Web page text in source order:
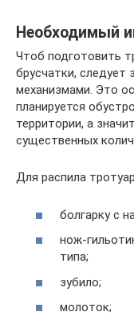
Необходимый
Чтоб подготовить
брусчатки, следует
механизмами. Это
планируется
территории, а
существенных
Для распила
болгарку с
нож-
типа;
зубило;
молоток;